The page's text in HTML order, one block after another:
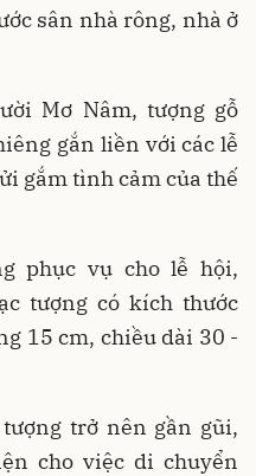
sân nhà rông, nhà ở
Mơ Nâm, tượng gỗ
gắn liền với các lễ
gắm tình cảm của thế
phục vụ cho lễ hội,
tượng có kích thước
15 cm, chiều dài 30 -
trở nên gần gũi,
cho việc di chuyển